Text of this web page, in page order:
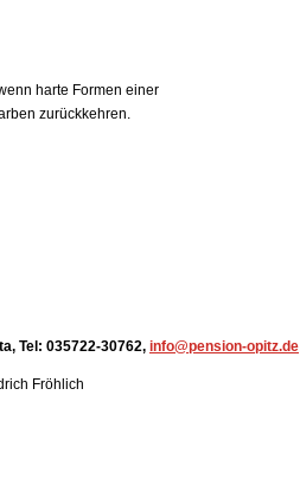
harte Formen einer
zurückkehren.
Tel: 035722-30762, info@pension-opitz.de
Fröhlich